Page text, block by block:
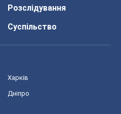
Розслідування
Суспільство
Харків
Дніпро